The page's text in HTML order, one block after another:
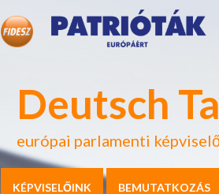
Deutsch
európai parlamenti
KÉPVISELŐINK BEMUTATKOZÁS